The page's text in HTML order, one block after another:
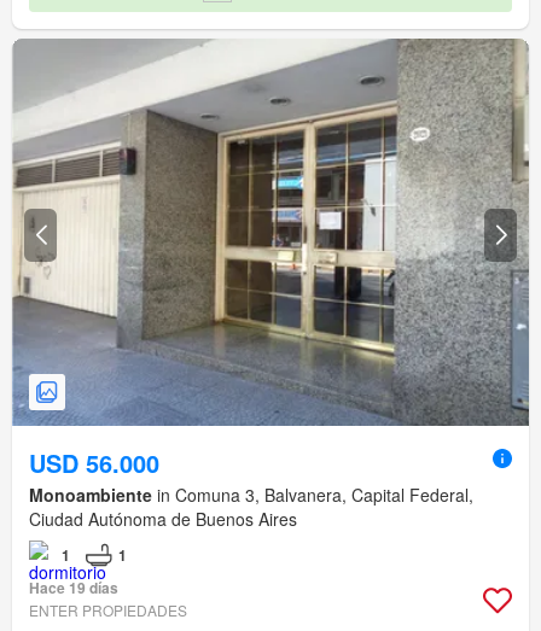
USD 56.000
Monoambiente in Comuna 3, Balvanera, Capital Federal,
Ciudad Autónoma de Buenos Aires
1
1
Hace 19 días
ENTER PROPIEDADES